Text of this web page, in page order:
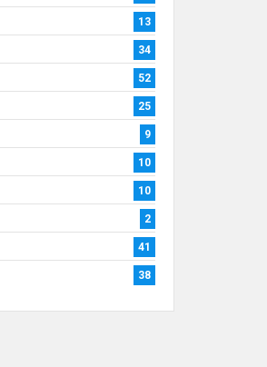
13
34
52
25
9
10
10
2
41
38